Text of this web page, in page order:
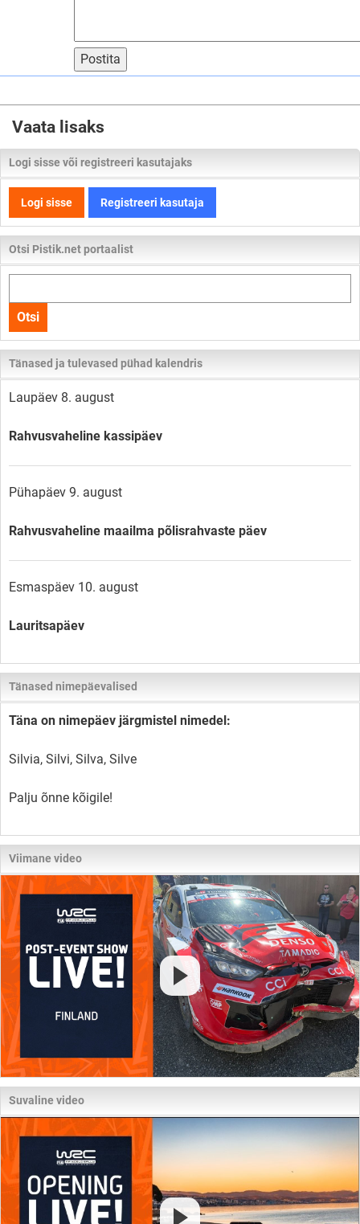
Postita
Vaata lisaks
Logi sisse või registreeri kasutajaks
Logi sisse Registreeri kasutaja
Otsi Pistik.net portaalist
kogu
lehelt
Otsi
Tänased ja tulevased pühad kalendris
Laupäev 8. august
Rahvusvaheline kassipäev
Pühapäev 9. august
Rahvusvaheline maailma põlisrahvaste päev
Esmaspäev 10. august
Lauritsapäev
Tänased nimepäevalised
Täna on nimepäev järgmistel nimedel:
Silvia, Silvi, Silva, Silve
Palju õnne kõigile!
Viimane video
Suvaline video